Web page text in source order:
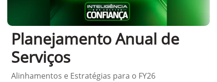
Planejamento Anual de
Serviços
Alinhamentos e Estratégias para o FY26